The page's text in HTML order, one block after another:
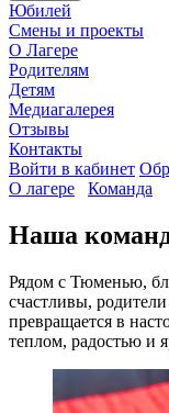
Юбилей
Смены и проекты
О Лагере
Родителям
Детям
Медиагалерея
Отзывы
Контакты
Войти в кабинет
О лагере
Команда
Наша
Рядом с Тюменью,
счастливы,
превращается в
теплом, радостью и